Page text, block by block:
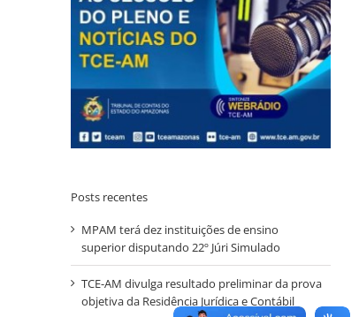
Posts recentes
MPAM terá dez instituições de ensino
superior disputando 22º Júri Simulado
TCE-AM divulga resultado preliminar da prova
objetiva da Residência Jurídica e Contábil